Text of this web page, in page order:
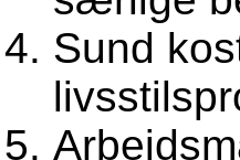
Sund